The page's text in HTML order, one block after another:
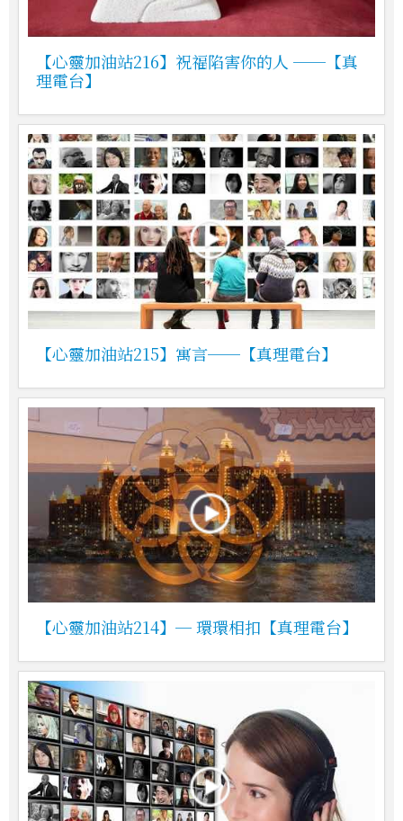
【心靈加油站216】祝福陷害你的人 ──【真
理電台】
【心靈加油站215】寓言──【真理電台】
【心靈加油站214】─ 環環相扣【真理電台】